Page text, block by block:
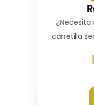
¿Necesita
carretilla